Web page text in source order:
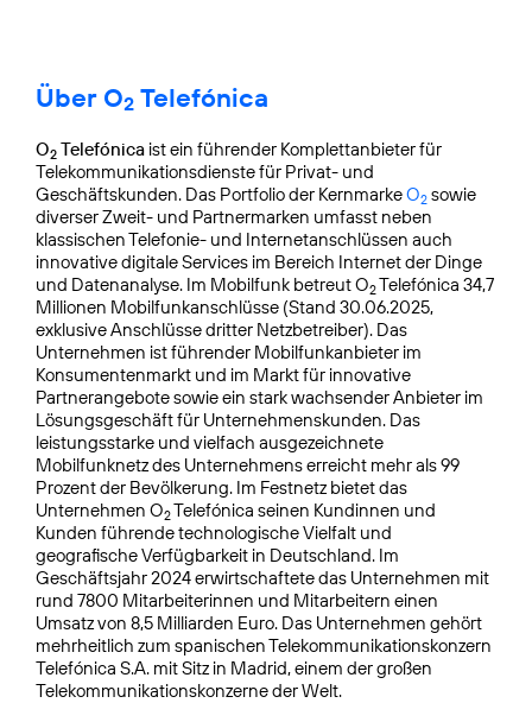
Über O2 Telefónica
O2 Telefónica ist ein führender Komplettanbieter für
Telekommunikationsdienste für Privat- und
Geschäftskunden. Das Portfolio der KernmarkeO2 sowie
diverser Zweit- und Partnermarken umfasst neben
klassischen Telefonie- und Internetanschlüssen auch
innovative digitale Services im Bereich Internet der Dinge
und Datenanalyse. Im Mobilfunk betreut O2Telefónica 34,7
Millionen Mobilfunkanschlüsse (Stand 30.06.2025,
exklusive Anschlüsse dritter Netzbetreiber). Das
Unternehmen ist führender Mobilfunkanbieter im
Konsumentenmarkt und im Markt für innovative
Partnerangebote sowie ein stark wachsender Anbieter im
Lösungsgeschäft für Unternehmenskunden. Das
leistungsstarke und vielfach ausgezeichnete
Mobilfunknetz des Unternehmens erreicht mehr als 99
Prozent der Bevölkerung. Im Festnetz bietet das
Unternehmen O2Telefónica seinen Kundinnen und
Kunden führende technologische Vielfalt und
geografische Verfügbarkeit in Deutschland. Im
Geschäftsjahr 2024 erwirtschaftete das Unternehmen mit
rund 7800 Mitarbeiterinnen und Mitarbeitern einen
Umsatz von 8,5 Milliarden Euro. Das Unternehmen gehört
mehrheitlich zum spanischen Telekommunikationskonzern
Telefónica S.A. mit Sitz in Madrid, einem der großen
Telekommunikationskonzerne der Welt.